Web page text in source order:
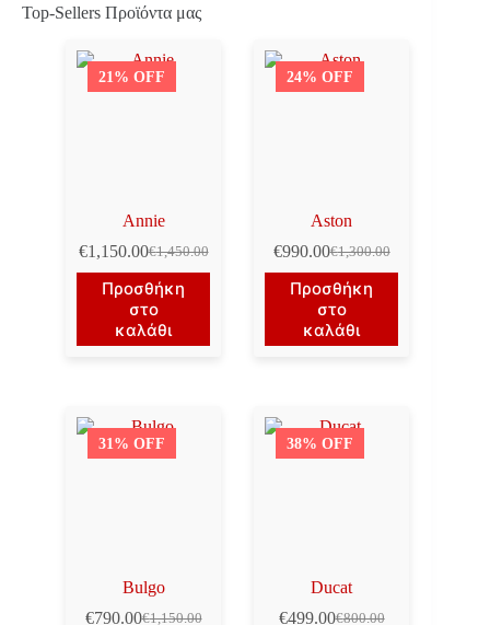
Top-Sellers Προϊόντα μας
21% OFF
Annie
€1,450.00
Original
price
was:
€1,450.00.
€1,150.00Η
τρέχουσα
τιμή
είναι:
€1,150.00.
Προσθήκη
στο
καλάθι
24% OFF
Aston
€1,300.00
Original
price
was:
€1,300.00.
€990.00Η
τρέχουσα
τιμή
είναι:
€990.00.
Προσθήκη
στο
καλάθι
31% OFF
Bulgo
€1,150.00
€790.00
38% OFF
Ducat
€800.00
€499.00